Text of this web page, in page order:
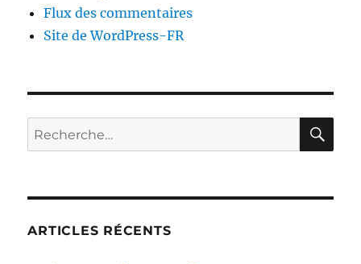
Flux des commentaires
Site de WordPress-FR
Recherche
pour :
ARTICLES RÉCENTS